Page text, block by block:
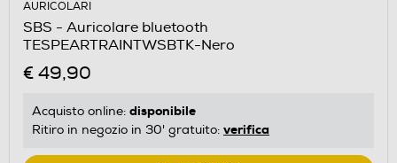
AURICOLARI
SBS - Auricolare bluetooth
TESPEARTRAINTWSBTK-Nero
€ 49,90
Acquisto online: disponibile
Ritiro in negozio in 30' gratuito: verifica